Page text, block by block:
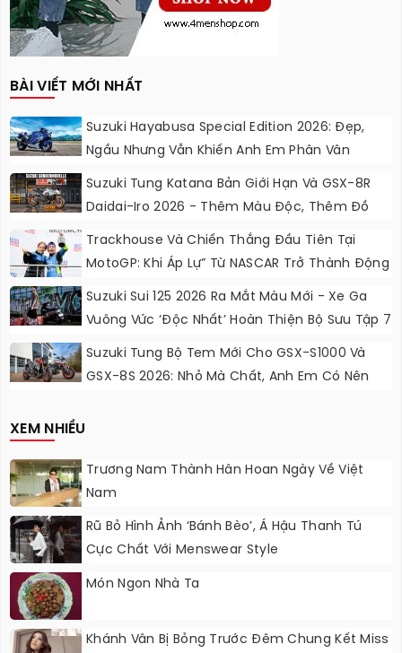
BÀI VIẾT MỚI NHẤT
Suzuki Hayabusa Special Edition 2026: Đẹp,
Ngầu Nhưng Vẫn Khiến Anh Em Phân Vân
Suzuki Tung Katana Bản Giới Hạn Và GSX-8R
Daidai-Iro 2026 - Thêm Màu Độc, Thêm Đồ
Chơi, Thêm Cá Tính
Trackhouse Và Chiến Thắng Đầu Tiên Tại
MotoGP: Khi Áp Lự” Từ NASCAR Trở Thành Động
Lực Ngọt Ngào
Suzuki Sui 125 2026 Ra Mắt Màu Mới - Xe Ga
Vuông Vức ‘độc Nhất’ Hoàn Thiện Bộ Sưu Tập 7
Sắc Cầu Vồng
Suzuki Tung Bộ Tem Mới Cho GSX-S1000 Và
GSX-8S 2026: Nhỏ Mà Chất, Anh Em Có Nên
XEM NHIỀU
Trương Nam Thành Hân Hoan Ngày Về Việt
Nam
Rũ Bỏ Hình Ảnh ‘bánh Bèo’, Á Hậu Thanh Tú
Cực Chất Với Menswear Style
Món Ngon Nhà Ta
Khánh Vân Bị Bỏng Trước Đêm Chung Kết Miss